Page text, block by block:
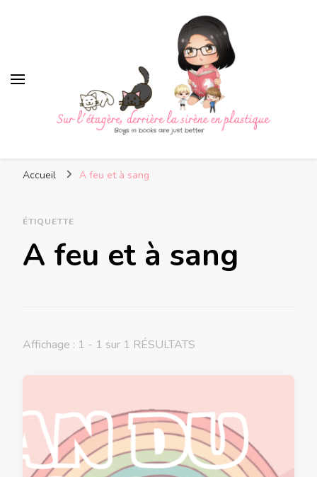
sirène en plastique
Accueil A feu et à sang
ÉTIQUETTE
A feu et à sang
Affichage : 1 - 1 sur 1 RÉSULTATS